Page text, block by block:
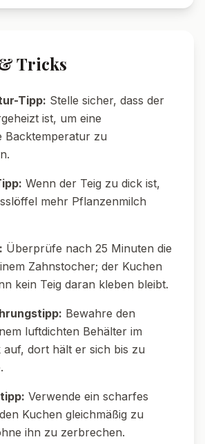
Tricks
Tipp: Stelle sicher, dass der
ist, um eine
Backtemperatur zu
Wenn der Teig zu dick ist,
mehr Pflanzenmilch
Überprüfe nach 25 Minuten die
Zahnstocher; der Kuchen
kein Teig daran kleben bleibt.
Bewahre den
luftdichten Behälter im
auf, dort hält er sich bis zu
Verwende ein scharfes
Kuchen gleichmäßig zu
ihn zu zerbrechen.